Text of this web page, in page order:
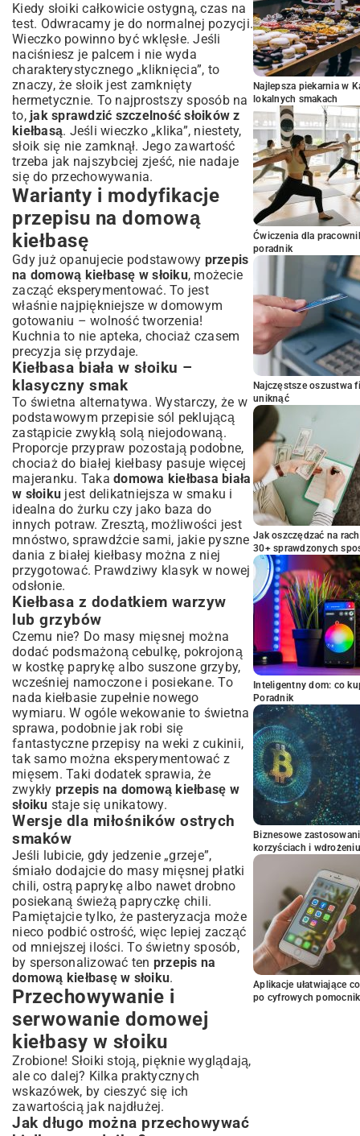
Kiedy słoiki całkowicie ostygną, czas na
test. Odwracamy je do normalnej pozycji.
Wieczko powinno być wklęsłe. Jeśli
naciśniesz je palcem i nie wyda
charakterystycznego „kliknięcia”, to
znaczy, że słoik jest zamknięty
hermetycznie. To najprostszy sposób na
to, jak sprawdzić szczelność słoików z
kiełbasą. Jeśli wieczko „klika”, niestety,
słoik się nie zamknął. Jego zawartość
trzeba jak najszybciej zjeść, nie nadaje
się do przechowywania.
Warianty i modyfikacje
przepisu na domową
kiełbasę
Gdy już opanujecie podstawowy przepis
na domową kiełbasę w słoiku, możecie
zacząć eksperymentować. To jest
właśnie najpiękniejsze w domowym
gotowaniu – wolność tworzenia!
Kuchnia to nie apteka, chociaż czasem
precyzja się przydaje.
Kiełbasa biała w słoiku –
klasyczny smak
To świetna alternatywa. Wystarczy, że w
podstawowym przepisie sól peklującą
zastąpicie zwykłą solą niejodowaną.
Proporcje przypraw pozostają podobne,
chociaż do białej kiełbasy pasuje więcej
majeranku. Taka domowa kiełbasa biała
w słoiku jest delikatniejsza w smaku i
idealna do żurku czy jako baza do
innych potraw. Zresztą, możliwości jest
mnóstwo, sprawdźcie sami, jakie pyszne
dania z białej kiełbasymożna z niej
przygotować. Prawdziwy klasyk w nowej
odsłonie.
Kiełbasa z dodatkiem warzyw
lub grzybów
Czemu nie? Do masy mięsnej można
dodać podsmażoną cebulkę, pokrojoną
w kostkę paprykę albo suszone grzyby,
wcześniej namoczone i posiekane. To
nada kiełbasie zupełnie nowego
wymiaru. W ogóle wekowanie to świetna
sprawa, podobnie jak robi się
fantastyczne przepisy na weki z cukinii,
tak samo można eksperymentować z
mięsem. Taki dodatek sprawia, że
zwykły przepis na domową kiełbasę w
słoiku staje się unikatowy.
Wersje dla miłośników ostrych
smaków
Jeśli lubicie, gdy jedzenie „grzeje”,
śmiało dodajcie do masy mięsnej płatki
chili, ostrą paprykę albo nawet drobno
posiekaną świeżą papryczkę chili.
Pamiętajcie tylko, że pasteryzacja może
nieco podbić ostrość, więc lepiej zacząć
od mniejszej ilości. To świetny sposób,
by spersonalizować ten przepis na
domową kiełbasę w słoiku.
Przechowywanie i
serwowanie domowej
kiełbasy w słoiku
Zrobione! Słoiki stoją, pięknie wyglądają,
ale co dalej? Kilka praktycznych
wskazówek, by cieszyć się ich
zawartością jak najdłużej.
Jak długo można przechowywać
Najlepsza piekarnia w
lokalnych smakach
Ćwiczenia dla
poradnik
Najczęstsze oszustwa
uniknąć
Jak oszczędzać na
30+ sprawdzonych
Inteligentny dom: co
Poradnik
Biznesowe
korzyściach i wdrożeniu
Aplikacje ułatwiające
po cyfrowych